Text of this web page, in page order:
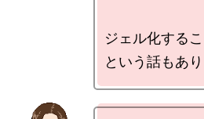
ジェル化する